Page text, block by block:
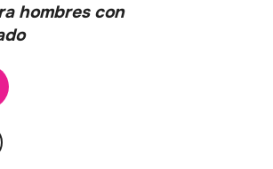
hombres con